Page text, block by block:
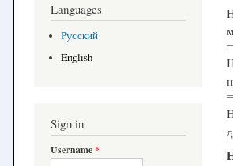
Languages
Русский
English
Sign in
Username*